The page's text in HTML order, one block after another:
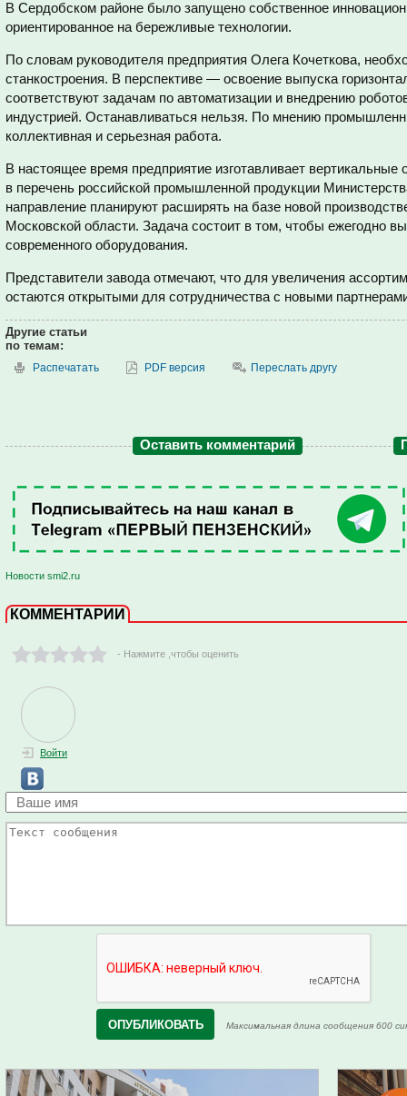
В Сердобском районе было запущено собственное
ориентированное на бережливые технологии.
По словам руководителя предприятия Олега Кочеткова,
станкостроения. В перспективе — освоение выпуска
соответствуют задачам по автоматизации и внедрению
индустрией. Останавливаться нельзя. По мнению
коллективная и серьезная работа.
В настоящее время предприятие изготавливает
в перечень российской промышленной продукции
направление планируют расширять на базе новой
Московской области. Задача состоит в том, чтобы ежегодно
современного оборудования.
Представители завода отмечают, что для увеличения
остаются открытыми для сотрудничества с новыми
Другие статьи
по темам:
Распечатать PDF версия Переслать другу
Оставить комментарий
Новости smi2.ru
КОММЕНТАРИИ
- Нажмите ,чтобы оценить
Войти
Максимальная длина сообщения 600